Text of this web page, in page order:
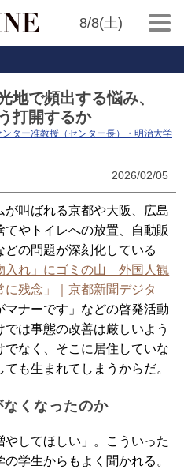
8/8(土)
で頻出する悩み、
打開するか
ンター准教授（センター長）・明治大学
2026/02/05
叫ばれる京都や大阪、広島
やトイレへの放置、自動販
の問題が深刻化している
入れ」にゴミの山 外国人観
残念」｜京都新聞デジタ
マナーです」などの啓発活動
は事態の改善は厳しいよう
なく、そこに居住していな
も生まれてしまうからだ。
くなったのか
してほしい」。こういった
学生からもよく聞かれる。